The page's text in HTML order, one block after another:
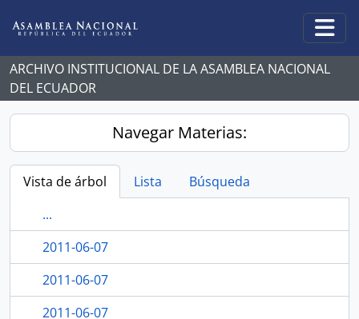
ARCHIVO INSTITUCIONAL DE LA ASAMBLEA NACIONAL
DEL ECUADOR
Navegar Materias:
Vista de árbol Lista
Búsqueda
...
2011-06-07
2011-06-07
2011-06-07